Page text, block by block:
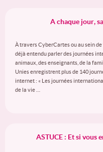
A chaque jour,
À travers CyberCartes ou au sein
déjà entendu parler des journées
animaux, des enseignants, de la
Unies enregistrent plus de 140
internet : « Les journées
de la vie …
ASTUCE : Et si vous